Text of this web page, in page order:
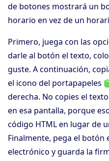
de botones mostrará un
horario en vez de un
Primero, juega con las
darle al botón el texto,
guste. A continuación,
el icono del portapapeles
derecha. No copies el
en esa pantalla, porque
código HTML en lugar de
Finalmente, pega el
electrónico y guarda la